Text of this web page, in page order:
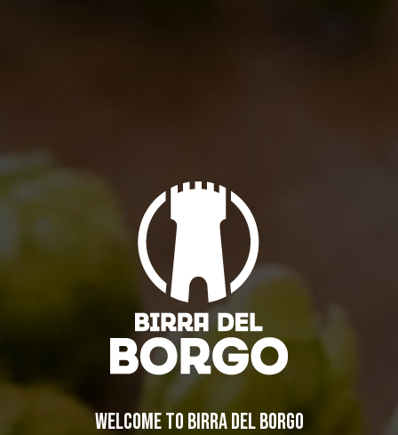
WELCOME TO BIRRA DEL BORGO
LA STORIA